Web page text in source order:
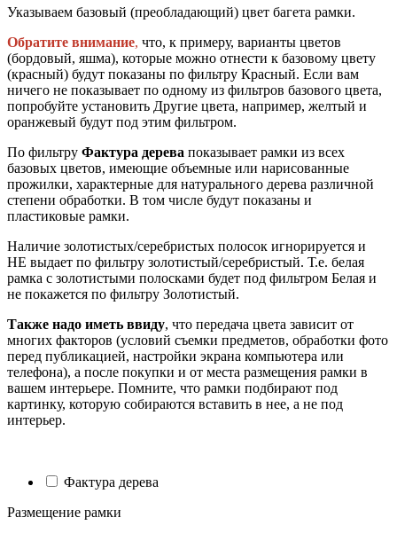
Указываем базовый (преобладающий) цвет багета рамки.
Обратите внимание, что, к примеру, варианты цветов
(бордовый, яшма), которые можно отнести к базовому цвету
(красный) будут показаны по фильтру Красный. Если вам
ничего не показывает по одному из фильтров базового цвета,
попробуйте установить Другие цвета, например, желтый и
оранжевый будут под этим фильтром.
По фильтру Фактура дерева показывает рамки из всех
базовых цветов, имеющие объемные или нарисованные
прожилки, характерные для натурального дерева различной
степени обработки. В том числе будут показаны и
пластиковые рамки.
Наличие золотистых/серебристых полосок игнорируется и
НЕ выдает по фильтру золотистый/серебристый. Т.е. белая
рамка с золотистыми полосками будет под фильтром Белая и
не покажется по фильтру Золотистый.
Также надо иметь ввиду, что передача цвета зависит от
многих факторов (условий съемки предметов, обработки фото
перед публикацией, настройки экрана компьютера или
телефона), а после покупки и от места размещения рамки в
вашем интерьере. Помните, что рамки подбирают под
картинку, которую собираются вставить в нее, а не под
интерьер.
Фактура дерева
Размещение рамки